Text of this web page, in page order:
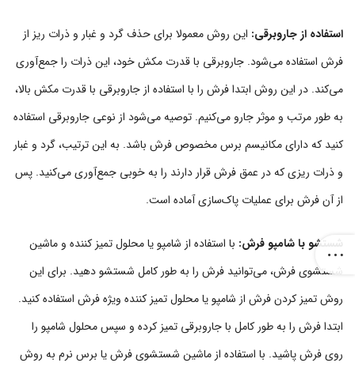
استفاده از جاروبرقی: این روش معمولا برای حذف گرد و غبار و ذرات ریز از
فرش استفاده می‌شود. جاروبرقی با قدرت مکش خود، این ذرات را جمع‌آوری
می‌کند. در این روش ابتدا فرش را با استفاده از جاروبرقی با قدرت مکش بالا،
به طور مرتب و موثر جارو می‌کنیم. توصیه می‌شود از نوعی جاروبرقی استفاده
کنید که دارای مکانیسم برس مخصوص فرش باشد. به این ترتیب، گرد و غبار
و ذرات ریزی که در عمق فرش قرار دارند را به خوبی جمع‌آوری می‌کنید. پس
از آن فرش برای عملیات پاک‌سازی آماده است.
شستشو با شامپو فرش: با استفاده از شامپو یا محلول تمیز کننده و ماشین
شستشوی فرش، می‌توانید فرش را به طور کامل شستشو دهید. برای این
روش تمیز کردن فرش از شامپو یا محلول تمیز کننده ویژه فرش استفاده کنید.
ابتدا فرش را به طور کامل با جاروبرقی تمیز کرده و سپس محلول شامپو را
روی فرش پاشید. با استفاده از ماشین شستشوی فرش یا برس نرم به روش